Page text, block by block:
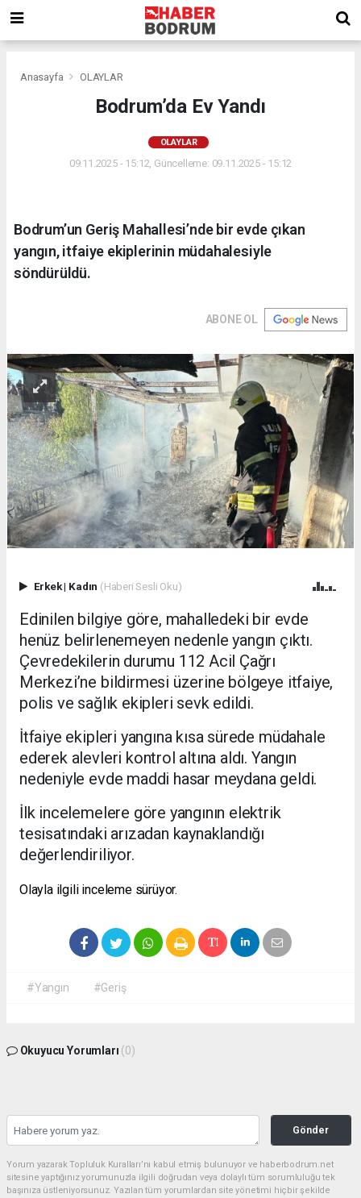
Anasayfa OLAYLAR
Bodrum’da Ev Yandı
OLAYLAR
09.11.2025 - 15:12, Güncelleme: 09.11.2025 - 15:12
Bodrum’un Geriş Mahallesi’nde bir evde çıkan
yangın, itfaiye ekiplerinin müdahalesiyle
söndürüldü.
ABONE OL
Erkek| Kadın (Haberi Sesli Oku)
Edinilen bilgiye göre, mahalledeki bir evde
henüz belirlenemeyen nedenle yangın çıktı.
Çevredekilerin durumu 112 Acil Çağrı
Merkezi’ne bildirmesi üzerine bölgeye itfaiye,
polis ve sağlık ekipleri sevk edildi.
İtfaiye ekipleri yangına kısa sürede müdahale
ederek alevleri kontrol altına aldı. Yangın
nedeniyle evde maddi hasar meydana geldi.
İlk incelemelere göre yangının elektrik
tesisatındaki arızadan kaynaklandığı
değerlendiriliyor.
Olayla ilgili inceleme sürüyor.
#Yangın #Geriş
Okuyucu Yorumları (0)
Gönder
Yorum yazarak Topluluk Kuralları’nı kabul etmiş bulunuyor ve haberbodrum.net
sitesine yaptığınız yorumunuzla ilgili doğrudan veya dolaylı tüm sorumluluğu tek
başınıza üstleniyorsunuz. Yazılan tüm yorumlardan site yönetimi hiçbir şekilde